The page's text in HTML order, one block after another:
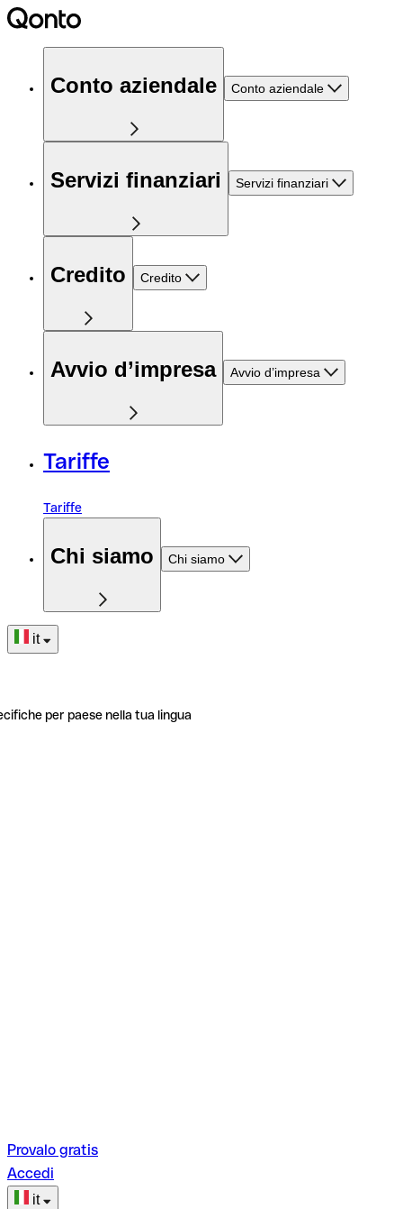
Conto aziendale Conto aziendale
Servizi finanziari Servizi finanziari
Credito Credito
Avvio d’impresa Avvio d’impresa
Tariffe
Tariffe
Chi siamo Chi siamo
it
per paese nella tua lingua
Provalo gratis
Accedi
it